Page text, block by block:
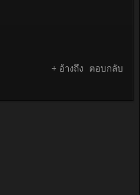
+ อ้างถึง ตอบกลับ